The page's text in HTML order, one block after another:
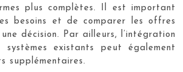
plus complètes. Il est important
besoins et de comparer les offres
décision. Par ailleurs, l’intégration
existants peut également
supplémentaires.